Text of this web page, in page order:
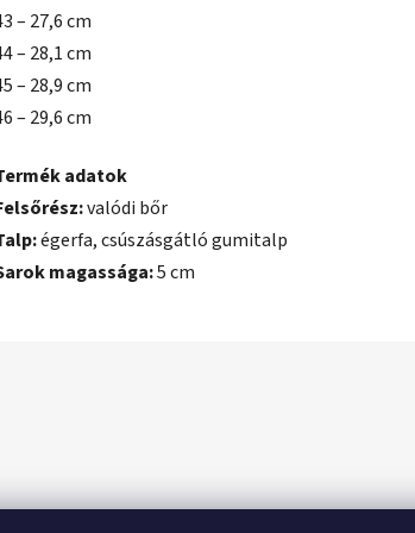
– 27,6 cm
– 28,1 cm
– 28,9 cm
– 29,6 cm
adatok
valódi bőr
égerfa, csúszásgátló gumitalp
magassága:5 cm